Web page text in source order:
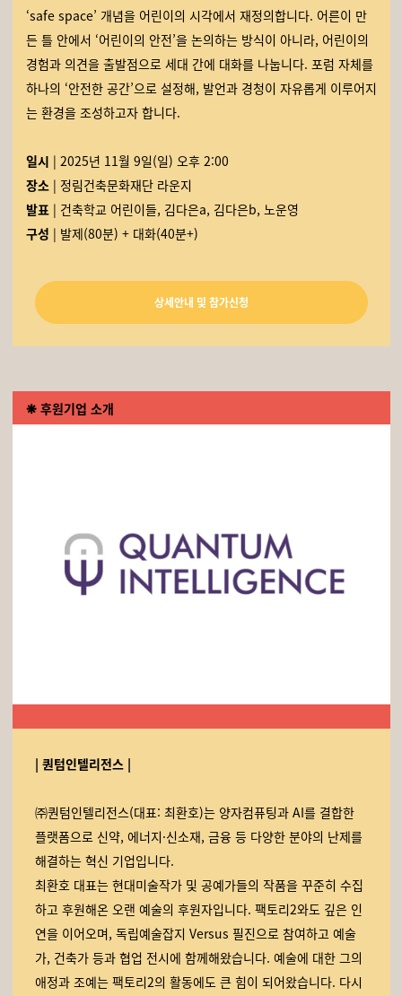
‘safe space’ 개념을 어린이의 시각에서 재정의합니다. 어른이 만
든 틀 안에서 ‘어린이의 안전’을 논의하는 방식이 아니라, 어린이의
경험과 의견을 출발점으로 세대 간에 대화를 나눕니다. 포럼 자체를
하나의 ‘안전한 공간’으로 설정해, 발언과 경청이 자유롭게 이루어지
는 환경을 조성하고자 합니다.
일시 | 2025년 11월 9일(일) 오후 2:00
장소| 정림건축문화재단 라운지
발표| 건축학교 어린이들, 김다은a, 김다은b, 노운영
구성 | 발제(80분) + 대화(40분+)
상세안내 및 참가신청
❋ 후원기업 소개
| 퀀텀인텔리전스 |
㈜퀀텀인텔리전스(대표: 최환호)는 양자컴퓨팅과 AI를 결합한
플랫폼으로 신약, 에너지·신소재, 금융 등 다양한 분야의 난제를
해결하는 혁신 기업입니다.
최환호 대표는 현대미술작가 및 공예가들의 작품을 꾸준히 수집
하고 후원해온 오랜 예술의 후원자입니다. 팩토리2와도 깊은 인
연을 이어오며, 독립예술잡지 Versus 필진으로 참여하고 예술
가, 건축가 등과 협업 전시에 함께해왔습니다. 예술에 대한 그의
애정과 조예는 팩토리2의 활동에도 큰 힘이 되어왔습니다. 다시